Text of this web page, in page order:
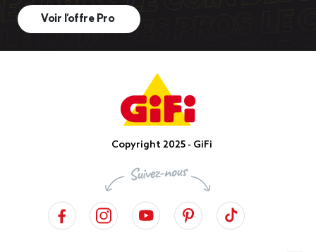
Voir l’offre Pro
Copyright 2025 - GiFi